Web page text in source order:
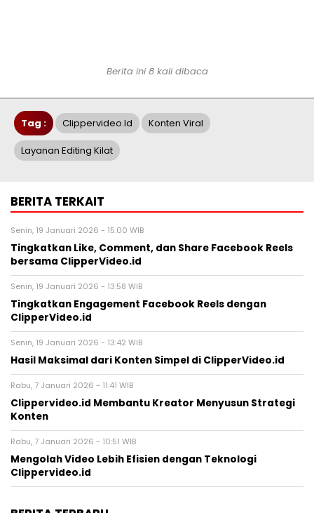
Berita ini 8 kali dibaca
Tag : Clippervideo.id Konten Viral
Layanan Editing Kilat
BERITA TERKAIT
Senin, 19 Januari 2026 - 15:00 WIB
Tingkatkan Like, Comment, dan Share Facebook Reels
bersama ClipperVideo.id
Senin, 19 Januari 2026 - 13:58 WIB
Tingkatkan Engagement Facebook Reels dengan
ClipperVideo.id
Senin, 19 Januari 2026 - 13:42 WIB
Hasil Maksimal dari Konten Simpel di ClipperVideo.id
Rabu, 7 Januari 2026 - 11:41 WIB
Clippervideo.id Membantu Kreator Menyusun Strategi
Konten
Rabu, 7 Januari 2026 - 10:51 WIB
Mengolah Video Lebih Efisien dengan Teknologi
Clippervideo.id